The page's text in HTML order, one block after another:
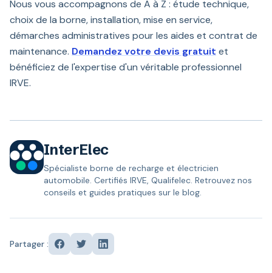
Nous vous accompagnons de A à Z : étude technique,
choix de la borne, installation, mise en service,
démarches administratives pour les aides et contrat de
maintenance. Demandez votre devis gratuit et
bénéficiez de l'expertise d'un véritable professionnel
IRVE.
InterElec
Spécialiste borne de recharge et électricien
automobile. Certifiés IRVE, Qualifelec. Retrouvez nos
conseils et guides pratiques sur le blog.
Partager :